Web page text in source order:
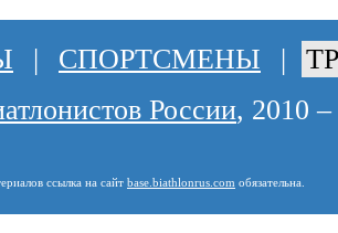
| СПОРТСМЕНЫ |
России, 2010
ссылка на сайт base.biathlonrus.com обязательна.